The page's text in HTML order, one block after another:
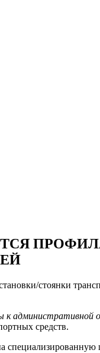
стоянки
к
средств.
специализированную